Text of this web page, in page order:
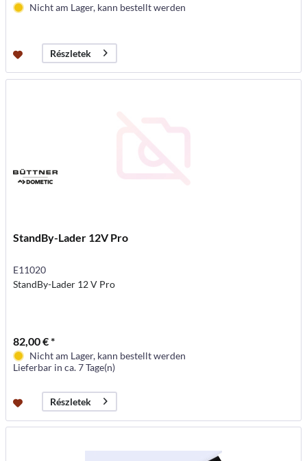
Nicht am Lager, kann bestellt werden
Részletek
StandBy-Lader 12V Pro
E11020
StandBy-Lader 12 V Pro
82,00 € *
Nicht am Lager, kann bestellt werden
Lieferbar in ca. 7 Tage(n)
Részletek